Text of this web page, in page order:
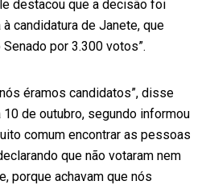
destacou que a decisão foi
candidatura de Janete, que
por 3.300 votos”.
éramos candidatos”, disse
de outubro, segundo informou
comum encontrar as pessoas
que não votaram nem
porque achavam que nós